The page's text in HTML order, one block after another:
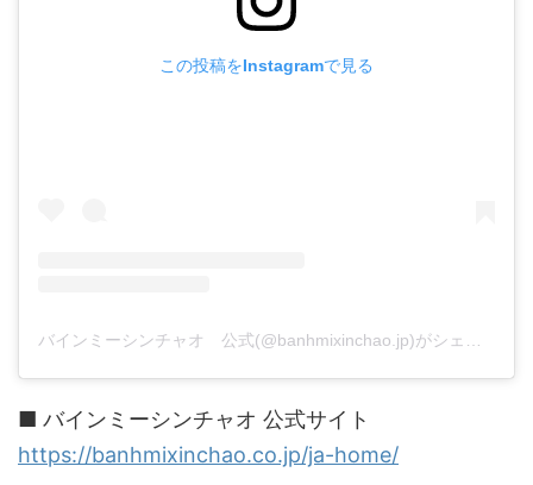
この投稿をInstagramで見る
■ バインミーシンチャオ 公式サイト
https://banhmixinchao.co.jp/ja-home/